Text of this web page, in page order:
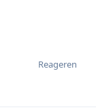
Reageren